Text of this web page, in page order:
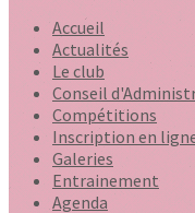
Accueil
Actualités
Le club
Conseil
Compétitions
Inscription en
Galeries
Entrainement
Agenda